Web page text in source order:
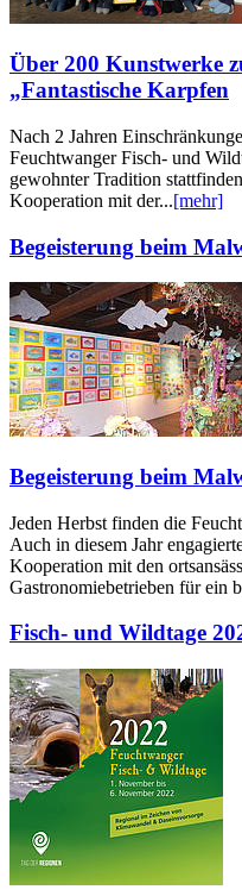
Über 200 Kunstwerke
„Fantastische Karpfen
Nach 2 Jahren
Feuchtwanger Fisch- und
gewohnter Tradition
Kooperation mit der...[mehr]
Begeisterung beim
Begeisterung beim
Jeden Herbst finden die
Auch in diesem Jahr
Kooperation mit den
Gastronomiebetrieben für ein
Fisch- und Wildtage